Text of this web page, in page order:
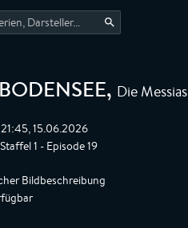
, Die Messias
15.06.2026
1 - Episode 19
Bildbeschreibung